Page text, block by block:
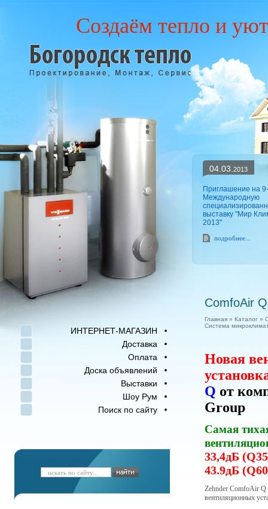
Создаём тепло и
04.03. 2013
Приглашение на
Международную
выставку "Мир
2013"
подробнее...
ИНТЕРНЕТ-МАГАЗИН
Доставка
Оплата
Доска объявлений
Выставки
Шоу Рум
Поиск по сайту
ComfoAir Q
Главная » Каталог »
Система
Новая
Q от
Group
Самая
33,4дБ
43.9дБ
Zehnder ComfoAir Q
вентиляционных